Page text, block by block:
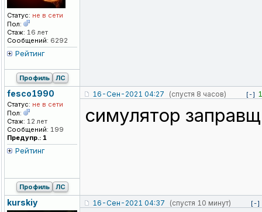
Статус: не в сети
Пол:
Стаж: 16 лет
Сообщений: 6292
Рейтинг
Профиль ЛС
fesco1990
Статус: не в сети
Пол:
Стаж: 12 лет
Сообщений: 199
Предупр.: 1
Рейтинг
16-Сен-2021 04:27 (спустя 8 часов) [-]
симулятор
Профиль ЛС
kurskiy 16-Сен-2021 04:37 (спустя 10 минут) [-]